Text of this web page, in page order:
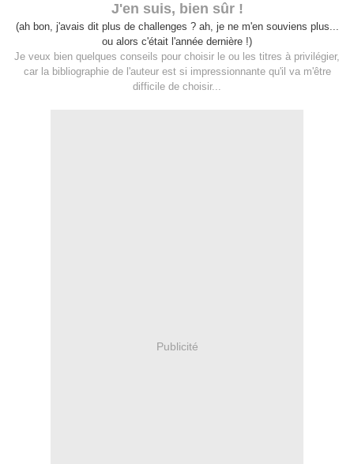
J'en suis, bien sûr !
(ah bon, j'avais dit plus de challenges ? ah, je ne m'en souviens plus...
ou alors c'était l'année dernière !)
Je veux bien quelques conseils pour choisir le ou les titres à privilégier,
car la bibliographie de l'auteur est si impressionnante qu'il va m'être
difficile de choisir...
Publicité